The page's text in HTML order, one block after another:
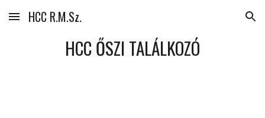
Skip to main content Skip to navigation
HCC R.M.Sz.
HCC ŐSZI TALÁLKOZÓ